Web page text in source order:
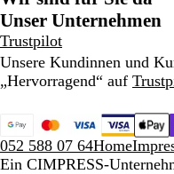
Unser Unternehmen
Trustpilot
Unsere Kundinnen und
„Hervorragend“ auf
052 588 07 64Home
Ein CIMPRESS-